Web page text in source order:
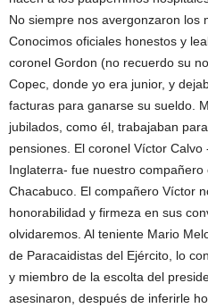
No siempre nos avergonzaron los
Conocimos oficiales honestos y
coronel Gordon (no recuerdo su
Copec, donde yo era junior, y
facturas para ganarse su sueldo.
jubilados, como él, trabajaban
pensiones. El coronel Víctor
Inglaterra- fue nuestro
Chacabuco. El compañero Víctor
honorabilidad y firmeza en sus
olvidaremos. Al teniente Mario
de Paracaidistas del Ejército, lo
y miembro de la escolta del
asesinaron, después de inferirle